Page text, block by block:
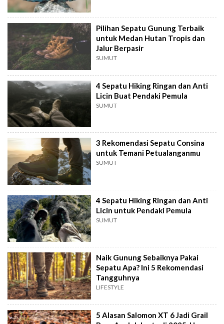
Pilihan Sepatu Gunung Terbaik
untuk Medan Hutan Tropis dan
Jalur Berpasir
SUMUT
4 Sepatu Hiking Ringan dan Anti
Licin Buat Pendaki Pemula
SUMUT
3 Rekomendasi Sepatu Consina
untuk Temani Petualanganmu
SUMUT
4 Sepatu Hiking Ringan dan Anti
Licin untuk Pendaki Pemula
SUMUT
Naik Gunung Sebaiknya Pakai
Sepatu Apa? Ini 5 Rekomendasi
Tangguhnya
LIFESTYLE
5 Alasan Salomon XT 6 Jadi Grail